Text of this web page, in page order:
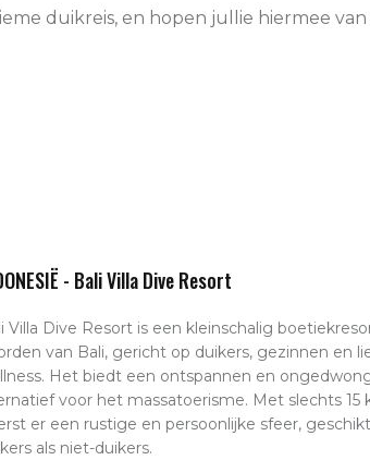
duikreis, en hopen jullie hiermee
- Bali Villa Dive Resort
Villa Dive Resort is een kleinschalig
van Bali, gericht op duikers, gezinnen en
Het biedt een ontspannen en
voor het massatoerisme. Met slechts 15
er een rustige en persoonlijke sfeer,
als niet-duikers.